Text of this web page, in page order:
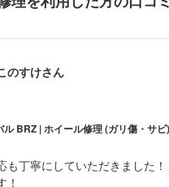
のすけさん
ル BRZ | ホイール修理 (ガリ傷・サビ)
も丁寧にしていただきました
！